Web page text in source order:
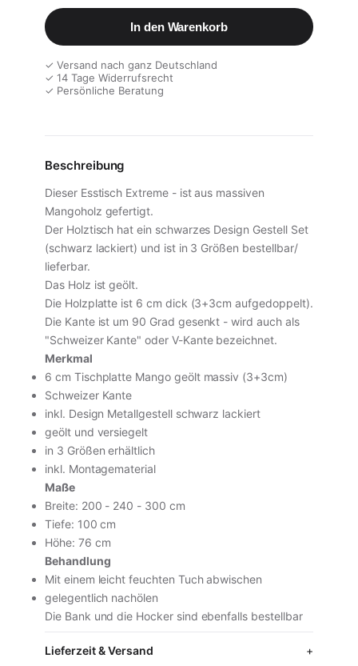
In den Warenkorb
✓ Versand nach ganz Deutschland
✓ 14 Tage Widerrufsrecht
✓ Persönliche Beratung
Beschreibung
Dieser Esstisch Extreme - ist aus massiven
Mangoholz gefertigt.
Der Holztisch hat ein schwarzes Design Gestell Set
(schwarz lackiert) und ist in 3 Größen bestellbar/
lieferbar.
Das Holz ist geölt.
Die Holzplatte ist 6 cm dick (3+3cm aufgedoppelt).
Die Kante ist um 90 Grad gesenkt - wird auch als
"Schweizer Kante" oder V-Kante bezeichnet.
Merkmal
6 cm Tischplatte Mango geölt massiv (3+3cm)
Schweizer Kante
inkl. Design Metallgestell schwarz lackiert
geölt und versiegelt
in 3 Größen erhältlich
inkl. Montagematerial
Maße
Breite: 200 - 240 - 300 cm
Tiefe: 100 cm
Höhe: 76 cm
Behandlung
Mit einem leicht feuchten Tuch abwischen
gelegentlich nachölen
Die Bank und die Hocker sind ebenfalls bestellbar
Lieferzeit & Versand
inkl. MwSt. · zzgl. Versand
In den Warenkorb